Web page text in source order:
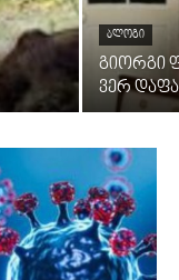
ᲑᲚᲝᲒᲘ
გიორგი
ვერ